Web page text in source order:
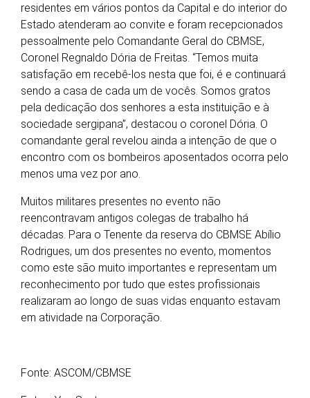
residentes em vários pontos da Capital e do interior do
Estado atenderam ao convite e foram recepcionados
pessoalmente pelo Comandante Geral do CBMSE,
Coronel Regnaldo Dória de Freitas. “Temos muita
satisfação em recebê-los nesta que foi, é e continuará
sendo a casa de cada um de vocês. Somos gratos
pela dedicação dos senhores a esta instituição e à
sociedade sergipana”, destacou o coronel Dória. O
comandante geral revelou ainda a intenção de que o
encontro com os bombeiros aposentados ocorra pelo
menos uma vez por ano.
Muitos militares presentes no evento não
reencontravam antigos colegas de trabalho há
décadas. Para o Tenente da reserva do CBMSE Abílio
Rodrigues, um dos presentes no evento, momentos
como este são muito importantes e representam um
reconhecimento por tudo que estes profissionais
realizaram ao longo de suas vidas enquanto estavam
em atividade na Corporação.
Fonte: ASCOM/CBMSE